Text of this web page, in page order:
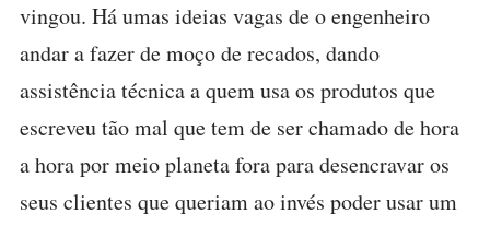
vingou. Há umas ideias vagas de o engenheiro
andar a fazer de moço de recados, dando
assistência técnica a quem usa os produtos que
escreveu tão mal que tem de ser chamado de hora
a hora por meio planeta fora para desencravar os
seus clientes que queriam ao invés poder usar um